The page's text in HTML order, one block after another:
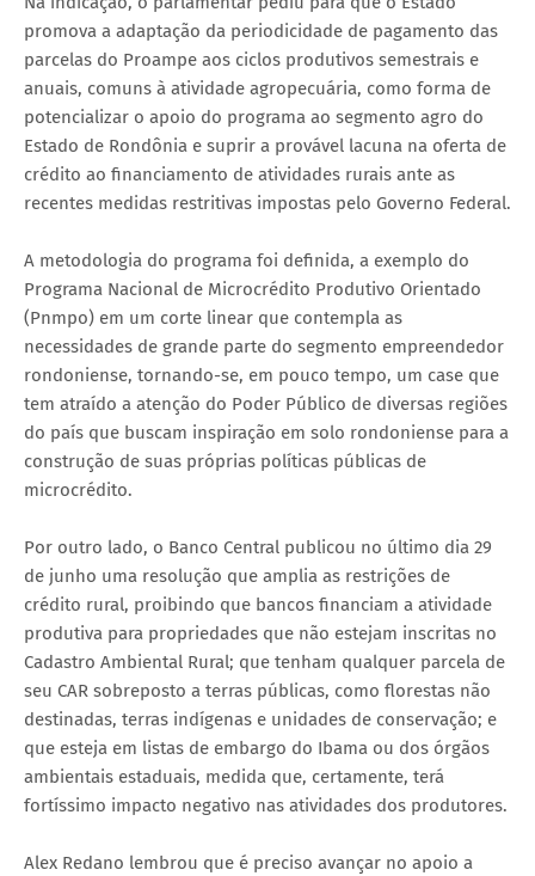
promova a adaptação da periodicidade de pagamento das
parcelas do Proampe aos ciclos produtivos semestrais e
anuais, comuns à atividade agropecuária, como forma de
potencializar o apoio do programa ao segmento agro do
Estado de Rondônia e suprir a provável lacuna na oferta de
crédito ao financiamento de atividades rurais ante as
recentes medidas restritivas impostas pelo Governo Federal.
A metodologia do programa foi definida, a exemplo do
Programa Nacional de Microcrédito Produtivo Orientado
(Pnmpo) em um corte linear que contempla as
necessidades de grande parte do segmento empreendedor
rondoniense, tornando-se, em pouco tempo, um case que
tem atraído a atenção do Poder Público de diversas regiões
do país que buscam inspiração em solo rondoniense para a
construção de suas próprias políticas públicas de
microcrédito.
Por outro lado, o Banco Central publicou no último dia 29
de junho uma resolução que amplia as restrições de
crédito rural, proibindo que bancos financiam a atividade
produtiva para propriedades que não estejam inscritas no
Cadastro Ambiental Rural; que tenham qualquer parcela de
seu CAR sobreposto a terras públicas, como florestas não
destinadas, terras indígenas e unidades de conservação; e
que esteja em listas de embargo do Ibama ou dos órgãos
ambientais estaduais, medida que, certamente, terá
fortíssimo impacto negativo nas atividades dos produtores.
Alex Redano lembrou que é preciso avançar no apoio a